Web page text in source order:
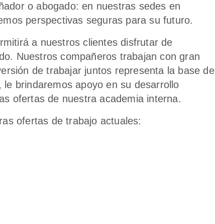
o abogado: en nuestras sedes en
perspectivas seguras para su futuro.
a nuestros clientes disfrutar de
Nuestros compañeros trabajan con gran
de trabajar juntos representa la base de
brindaremos apoyo en su desarrollo
ofertas de nuestra academia interna.
ofertas de trabajo actuales: